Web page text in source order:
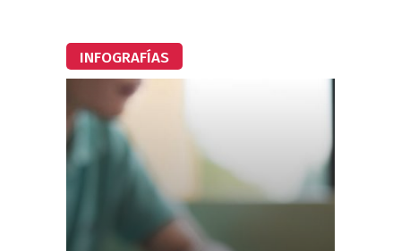
INFOGRAFÍAS